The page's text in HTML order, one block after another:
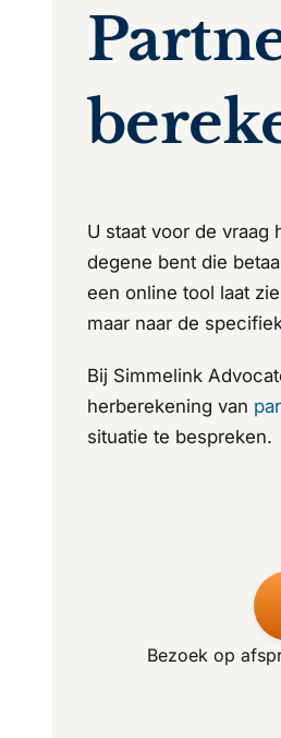
U staat voor de vraag
degene bent die
een online tool laat
maar naar de
Bij Simmelink
herberekening van
situatie te bespreken.
Bezoek op